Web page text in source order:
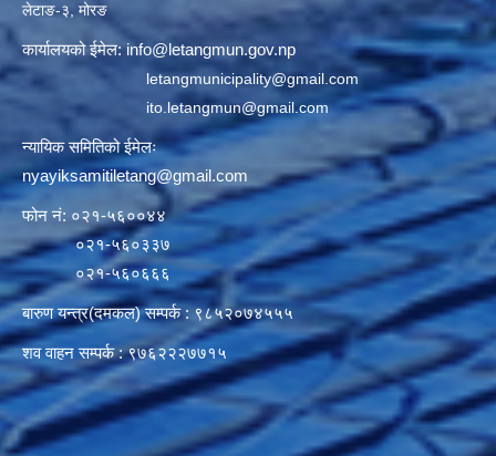
लेटाङ-३, मोरङ
कार्यालयको ईमेल:info@letangmun.gov.np
letangmunicipality@gmail.com
ito.letangmun@gmail.com
न्यायिक समितिको ईमेलः
nyayiksamitiletang@gmail.com
फोन नं: ०२१-५६००४४
०२१-५६०३३७
०२१-५६०६६६
बारुण यन्त्र(दमकल) सम्पर्क : ९८५२०७४५५५
शव वाहन सम्पर्क : ९७६२२२७७१५